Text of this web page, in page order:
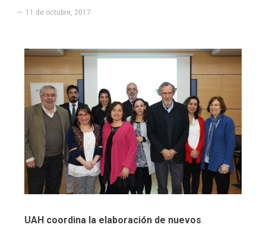
11 de octubre, 2017
UAH coordina la elaboración de nuevos